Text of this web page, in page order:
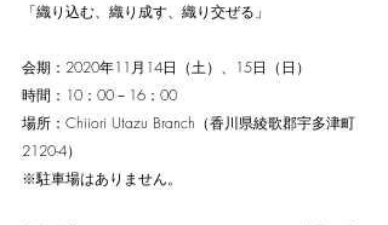
「織り込む、織り成す、織り交ぜる」
会期：2020年11月14日（土）、15日（日）
時間：10：00－16：00
場所：Chiiori Utazu Branch（香川県綾歌郡宇多津町
2120-4）
※駐車場はありません。